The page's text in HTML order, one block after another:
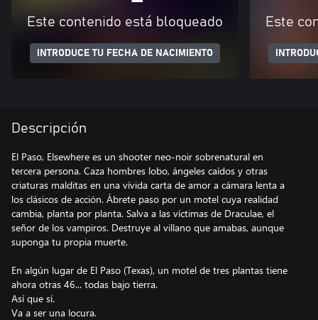
Este contenido está bloqueado
INTRODUCE TU FECHA DE NACIMIENTO
Este
Descripción
El Paso, Elsewhere es un shooter neo-noir sobrenatural en
tercera persona. Caza hombres lobo, ángeles caídos y otras
criaturas malditas en una vívida carta de amor a cámara lenta a
los clásicos de acción. Ábrete paso por un motel cuya realidad
cambia, planta por planta. Salva a las víctimas de Draculae, el
señor de los vampiros. Destruye al villano que amabas, aunque
suponga tu propia muerte.
En algún lugar de El Paso (Texas), un motel de tres plantas tiene
ahora otras 46... todas bajo tierra.
Así que sí.
Va a ser una locura.